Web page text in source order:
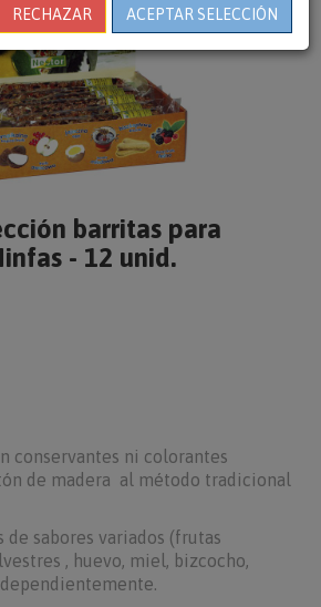
barritas para
- 12 unid.
conservantes ni colorantes
de madera al método tradicional
sabores variados (frutas
, huevo, miel, bizcocho,
RECHAZAR ACEPTAR SELECCIÓN